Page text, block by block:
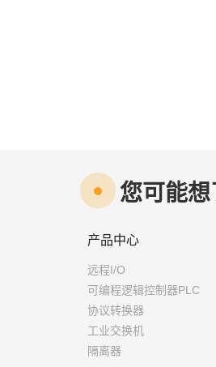
您可能想
产品中心
远程I/O
可编程逻辑控制器PLC
协议转换器
工业交换机
隔离器